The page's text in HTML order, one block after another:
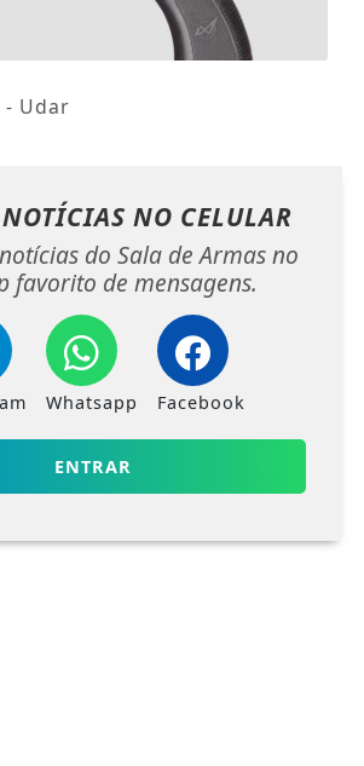
- Udar
NO CELULAR
do Sala de Armas no
favorito de mensagens.
Whatsapp Facebook
ENTRAR